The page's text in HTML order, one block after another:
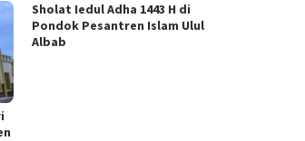
Sholat Iedul Adha 1443 H di
Pondok Pesantren Islam Ulul
Albab